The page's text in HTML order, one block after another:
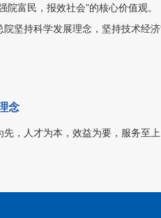
院富民，报效社会”的核心价值观。
院坚持科学发展理念，坚持技术经
念
先，人才为本，效益为要，服务至上